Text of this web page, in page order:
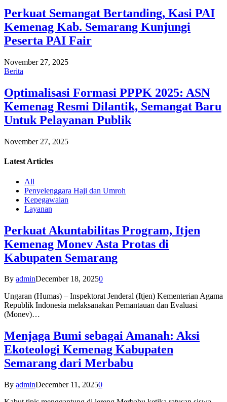
Perkuat Semangat Bertanding, Kasi PAI
Kemenag Kab. Semarang Kunjungi
Peserta PAI Fair
November 27, 2025
Berita
Optimalisasi Formasi PPPK 2025: ASN
Kemenag Resmi Dilantik, Semangat Baru
Untuk Pelayanan Publik
November 27, 2025
Latest Articles
All
Penyelenggara Haji dan Umroh
Kepegawaian
Layanan
Perkuat Akuntabilitas Program, Itjen
Kemenag Monev Asta Protas di
Kabupaten Semarang
By adminDecember 18, 20250
Ungaran (Humas) – Inspektorat Jenderal (Itjen) Kementerian Agama
Republik Indonesia melaksanakan Pemantauan dan Evaluasi
(Monev)…
Menjaga Bumi sebagai Amanah: Aksi
Ekoteologi Kemenag Kabupaten
Semarang dari Merbabu
By adminDecember 11, 20250